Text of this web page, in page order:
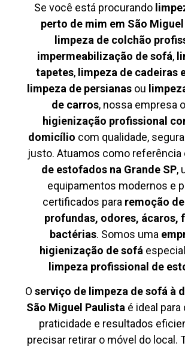
Se você está procurando
perto de mim em São
limpeza de colchão
impermeabilização de sofá,
tapetes, limpeza de cadeiras
limpeza de persianas ou
de carros, nossa empresa
higienização profissional
domicílio com qualidade,
justo. Atuamos como referência
de estofados na Grande SP,
equipamentos modernos e
certificados para remoção
profundas, odores, ácaros,
bactérias. Somos uma
higienização de sofá
limpeza profissional de
O serviço de limpeza de sofá à
São Miguel Paulistaé ideal para
praticidade e resultados
precisar retirar o móvel do local.